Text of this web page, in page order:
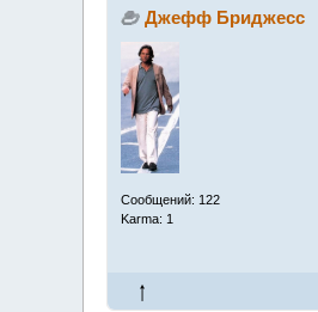
Джефф Бриджесс
Сообщений: 122
Karma: 1